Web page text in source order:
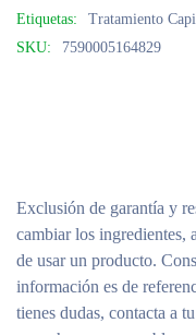
Etiquetas:
Tratamiento
SKU:
7590005164829
Exclusión de garantía y
cambiar los ingredientes,
de usar un producto.
información es de
tienes dudas, contacta a